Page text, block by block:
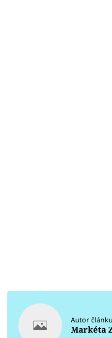
Autor článku
Markéta